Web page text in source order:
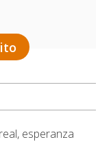
esperanza